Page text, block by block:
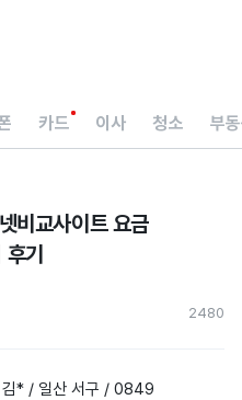
카드 이사 청소 부
비교사이트 요금
기
2480
김* / 일산 서구 / 0849